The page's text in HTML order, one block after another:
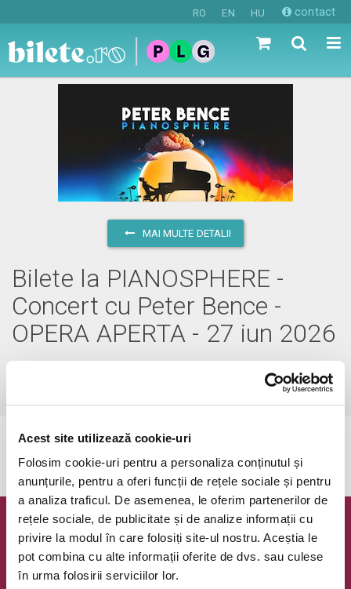
Acest site utilizează cookie-uri
Folosim cookie-uri pentru a personaliza conținutul și
anunțurile, pentru a oferi funcții de rețele sociale și pentru
a analiza traficul. De asemenea, le oferim partenerilor de
rețele sociale, de publicitate și de analize informații cu
privire la modul în care folosiți site-ul nostru. Aceștia le
pot combina cu alte informații oferite de dvs. sau culese
în urma folosirii serviciilor lor.
RO EN HU contact
MAI MULTE DETALII
Bilete la PIANOSPHERE -
Concert cu Peter Bence -
OPERA APERTA - 27 iun 2026
vezi pe harta
Evenimentul a expirat.
Newsletter @ Bilete.ro
Oferte exclusive si o editie saptamanala cu cele mai noi
evenimente.